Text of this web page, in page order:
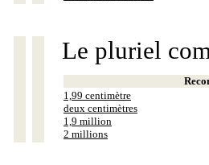
Le pluriel
1,99 centimètre
deux centimètres
1,9 million
2 millions